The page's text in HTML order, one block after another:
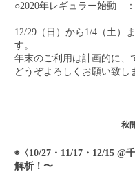
○2020年レギュラー始動 ：
12/29（日）から1/4（土）
す。
年末のご利用は計画的に、
どうぞよろしくお願い致し
秋
◉〈10/27・11/17・12/15 @
解析！〜